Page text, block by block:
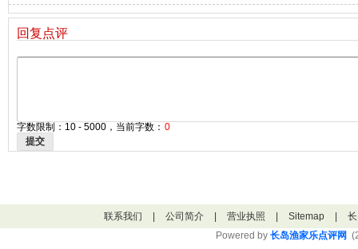
回复点评
字数限制：10 - 5000，当前字数： 0
提交
联系我们 公司简介 营业执照 Sitemap
Powered by 长岛渔家乐点评网